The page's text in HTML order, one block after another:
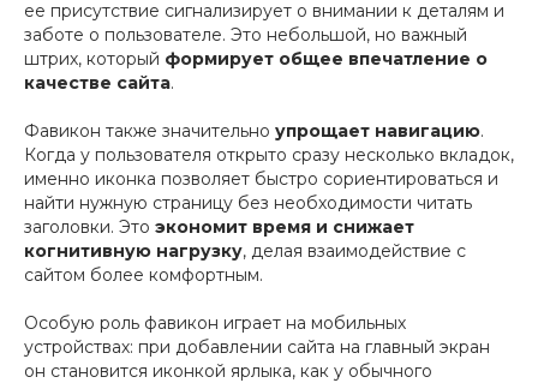
ее присутствие сигнализирует о внимании к деталям и
заботе о пользователе. Это небольшой, но важный
штрих, который формирует общее впечатление о
качестве сайта.
Фавикон также значительно упрощает навигацию.
Когда у пользователя открыто сразу несколько вкладок,
именно иконка позволяет быстро сориентироваться и
найти нужную страницу без необходимости читать
заголовки. Это экономит время и снижает
когнитивную нагрузку, делая взаимодействие с
сайтом более комфортным.
Особую роль фавикон играет на мобильных
устройствах: при добавлении сайта на главный экран
он становится иконкой ярлыка, как у обычного